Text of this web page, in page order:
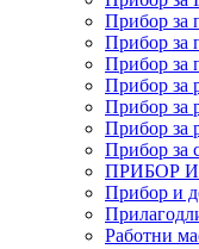
Прибор за
Прибор за
Прибор за
Прибор за
Прибор за
Прибор за
Прибор за
ПРИБОР
Прибор и
Работни